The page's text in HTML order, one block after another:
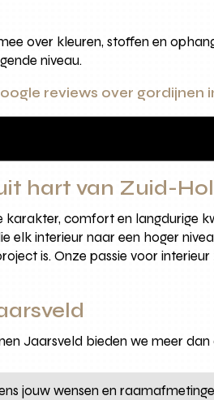
over kleuren, stoffen en
niveau.
reviews over gordijnen
hart van Zuid-
comfort en langdurige
elk interieur naar een hoger
is. Onze passie voor
Jaarsveld bieden we meer
jouw wensen en